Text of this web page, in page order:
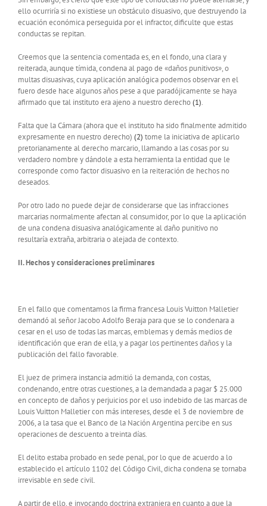
ello ocurriría si no existiese un obstáculo disuasivo, que destruyendo la
ecuación económica perseguida por el infractor, dificulte que estas
conductas se repitan.
Creemos que la sentencia comentada es, en el fondo, una clara y
reiterada, aunque tímida, condena al pago de «daños punitivos», o
multas disuasivas, cuya aplicación analógica podemos observar en el
fuero desde hace algunos años pese a que paradójicamente se haya
afirmado que tal instituto era ajeno a nuestro derecho(1).
Falta que la Cámara (ahora que el instituto ha sido finalmente admitido
expresamente en nuestro derecho) (2) tome la iniciativa de aplicarlo
pretorianamente al derecho marcario, llamando a las cosas por su
verdadero nombre y dándole a esta herramienta la entidad que le
corresponde como factor disuasivo en la reiteración de hechos no
deseados.
Por otro lado no puede dejar de considerarse que las infracciones
marcarias normalmente afectan al consumidor, por lo que la aplicación
de una condena disuasiva analógicamente al daño punitivo no
resultaría extraña, arbitraria o alejada de contexto.
II. Hechos y consideraciones preliminares
En el fallo que comentamos la firma francesa Louis Vuitton Malletier
demandó al señor Jacobo Adolfo Beraja para que se lo condenara a
cesar en el uso de todas las marcas, emblemas y demás medios de
identificación que eran de ella, y a pagar los pertinentes daños y la
publicación del fallo favorable.
El juez de primera instancia admitió la demanda, con costas,
condenando, entre otras cuestiones, a la demandada a pagar $ 25.000
en concepto de daños y perjuicios por el uso indebido de las marcas de
Louis Vuitton Malletier con más intereses, desde el 3 de noviembre de
2006, a la tasa que el Banco de la Nación Argentina percibe en sus
operaciones de descuento a treinta días.
El delito estaba probado en sede penal, por lo que de acuerdo a lo
establecido el artículo 1102 del Código Civil, dicha condena se tornaba
irrevisable en sede civil.
A partir de ello, e invocando doctrina extranjera en cuanto a que la